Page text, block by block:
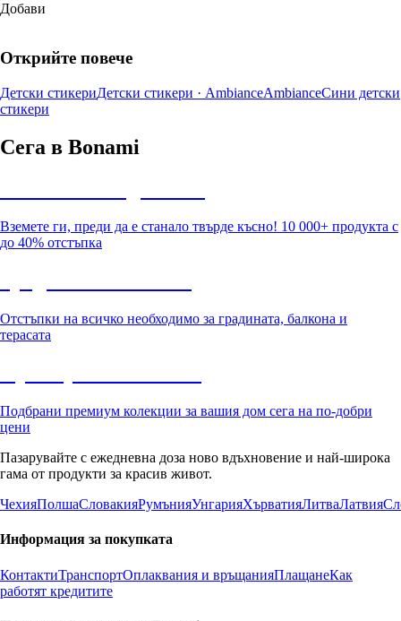
Добави
Открийте повече
Детски стикериДетски стикери · AmbianceAmbianceСини детски
стикери
Сега в Bonami
Вземете ги, преди да е станало твърде късно! 10 000+ продукта с
до 40% отстъпка
Отстъпки на всичко необходимо за градината, балкона и
терасата
Подбрани премиум колекции за вашия дом сега на по-добри
цени
Пазарувайте с ежедневна доза ново вдъхновение и най-широка
гама от продукти за красив живот.
ЧехияПолшаСловакияРумънияУнгарияХърватияЛитваЛатвия
Информация за покупката
КонтактиТранспортОплаквания и връщанияПлащанеКак
работят кредитите